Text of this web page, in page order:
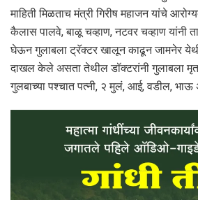
माहिती मिळताच मंत्री गिरीष महाजन यांचे
कैलास पालवे, बाळू चव्हाण, नटवर चव्हाण यांनी
घेऊन गुलाबला ट्रॅक्टर खालून काढून जामनेर
दाखल केले असता तेथील डॉक्टरांनी गुलाबला
गुलबाच्या पश्चात पत्नी, २ मुलं, आई, वडील, भाऊ